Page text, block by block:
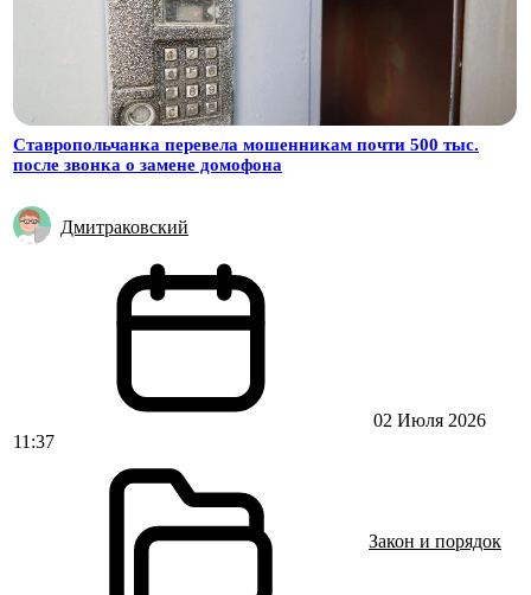
Ставропольчанка перевела мошенникам почти 500 тыс.
после звонка о замене домофона
Дмитраковский
02 Июля 2026
11:37
Закон и порядок